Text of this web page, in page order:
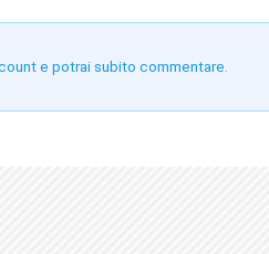
e potrai subito commentare.